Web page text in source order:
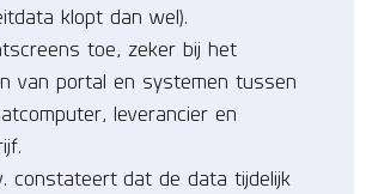
klopt dan wel).
toe, zeker bij het
van portal en systemen tussen
leverancier en
constateert dat de data tijdelijk